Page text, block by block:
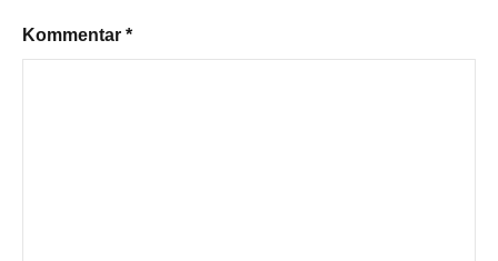
Kommentar *